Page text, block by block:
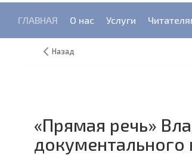
ГЛАВНАЯ О нас Услуги
Назад
«Прямая речь»
документального